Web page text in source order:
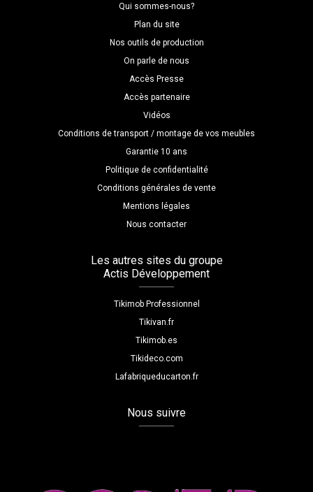
Qui sommes-nous?
Plan du site
Nos outils de production
On parle de nous
Accès Presse
Accès partenaire
Vidéos
Conditions de transport / montage de vos meubles
Garantie 10 ans
Politique de confidentialité
Conditions générales de vente
Mentions légales
Nous contacter
Les autres sites du groupe
Actis Développement
Tikimob Professionnel
Tikivan.fr
Tikimob.es
Tikideco.com
Lafabriqueducarton.fr
Nous suivre